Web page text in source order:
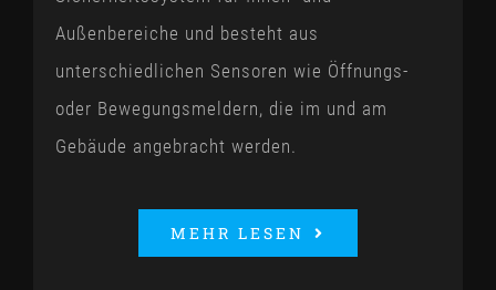
Außenbereiche und besteht aus
unterschiedlichen Sensoren wie Öffnungs-
oder Bewegungsmeldern, die im und am
Gebäude angebracht werden.
MEHR LESEN